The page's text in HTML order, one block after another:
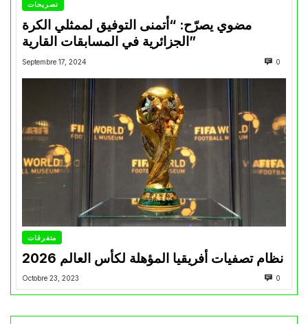
تصريحات
مضوي يصرّح: “أتمنى التوفيق لممثلي الكرة
الجزائرية في المسابقات القارية”
Septembre 17, 2024 0
متفرقات
نظام تصفيات أفريقيا المؤهلة لكأس العالم 2026
Octobre 23, 2023 0